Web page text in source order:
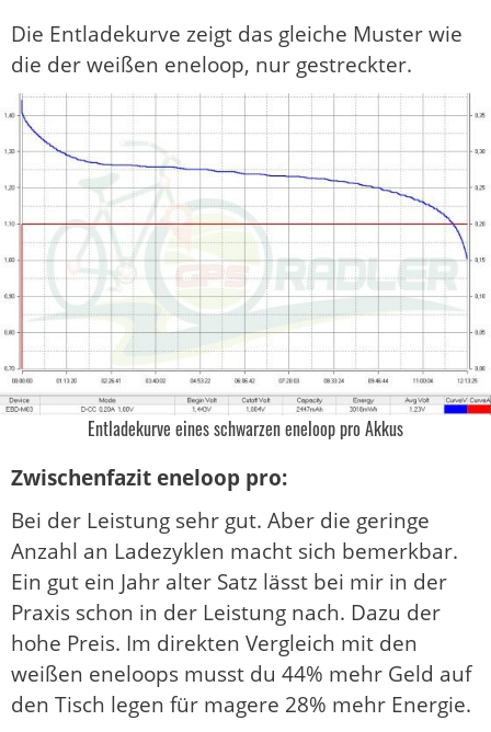
Die Entladekurve zeigt das gleiche Muster wie
die der weißen eneloop, nur gestreckter.
Entladekurve eines schwarzen eneloop pro Akkus
Zwischenfazit eneloop pro:
Bei der Leistung sehr gut. Aber die geringe
Anzahl an Ladezyklen macht sich bemerkbar.
Ein gut ein Jahr alter Satz lässt bei mir in der
Praxis schon in der Leistung nach. Dazu der
hohe Preis. Im direkten Vergleich mit den
weißen eneloops musst du 44% mehr Geld auf
den Tisch legen für magere 28% mehr Energie.